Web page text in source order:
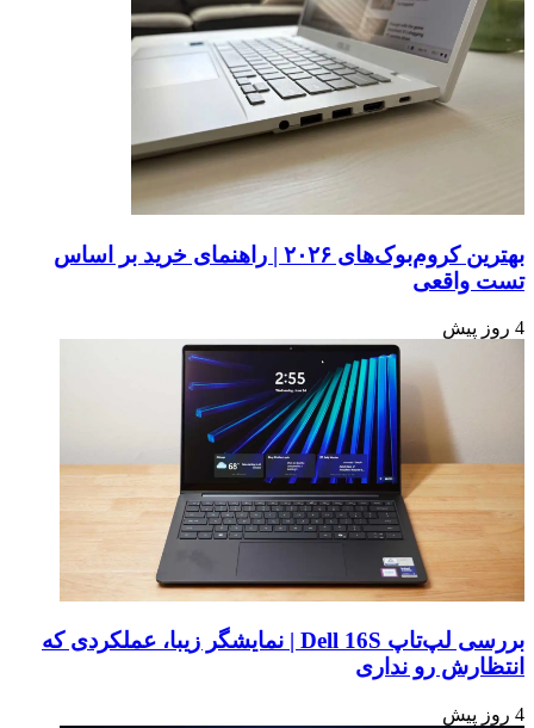
بهترین کروم‌بوک‌های ۲۰۲۶ | راهنمای خرید بر اساس
تست واقعی
4 روز پیش
بررسی لپ‌تاپ Dell 16S | نمایشگر زیبا، عملکردی که
انتظارش رو نداری
4 روز پیش